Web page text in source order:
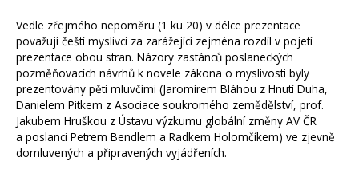
Vedle zřejmého nepoměru (1 ku 20) v délce prezentace
považují čeští myslivci za zarážející zejména rozdíl v pojetí
prezentace obou stran. Názory zastánců poslaneckých
pozměňovacích návrhů k novele zákona o myslivosti byly
prezentovány pěti mluvčími (Jaromírem Bláhou z Hnutí Duha,
Danielem Pitkem z Asociace soukromého zemědělství, prof.
Jakubem Hruškou z Ústavu výzkumu globální změny AV ČR
a poslanci Petrem Bendlem a Radkem Holomčíkem) ve zjevně
domluvených a připravených vyjádřeních.